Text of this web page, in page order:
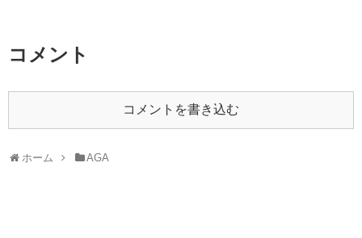
コメント
コメントを書き込む
ホーム AGA